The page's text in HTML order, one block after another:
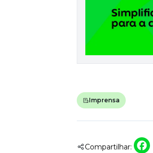
Todos os Materiais Gratuitos
Confira nossos materiais
Infográfico
Conteúdo prático e rápido
Imprensa
Compartilhar: